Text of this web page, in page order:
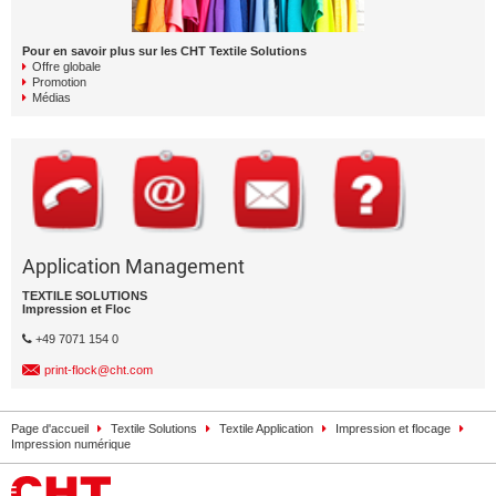
Pour en savoir plus sur les CHT Textile Solutions
Offre globale
Promotion
Médias
Application Management
TEXTILE SOLUTIONS
Impression et Floc
+49 7071 154 0
print-flock@cht.com
Page d'accueil Textile Solutions Textile Application
Impression et flocage
Impression numérique